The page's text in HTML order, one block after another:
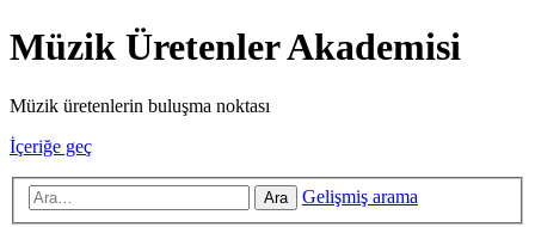
Müzik Üretenler Akademisi
Müzik üretenlerin buluşma noktası
İçeriğe geç
Ara Gelişmiş arama